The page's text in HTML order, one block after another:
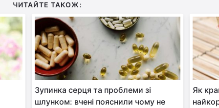
ЧИТАЙТЕ ТАКОЖ:
Зупинка серця та проблеми зі
шлунком: вчені пояснили чому не
Як